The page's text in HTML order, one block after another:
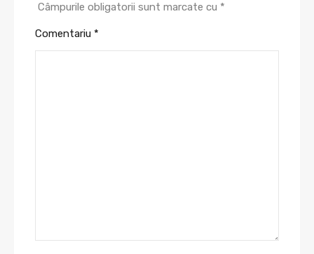
Câmpurile obligatorii sunt marcate cu *
Comentariu *